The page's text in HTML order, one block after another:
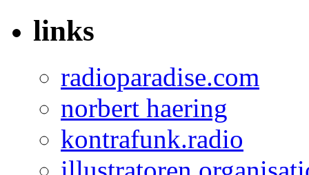
links
radioparadise.com
norbert haering
kontrafunk.radio